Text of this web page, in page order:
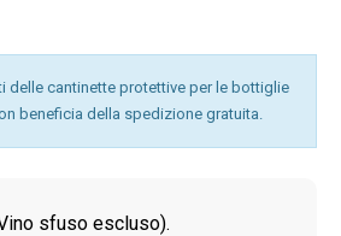
delle cantinette protettive per le bottiglie
beneficia della spedizione gratuita.
sfuso escluso).